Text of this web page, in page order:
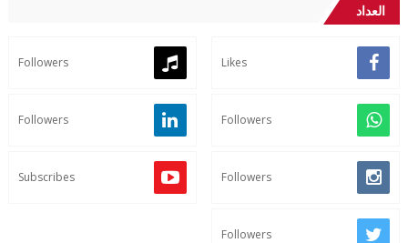
العداد
Likes
Followers
Followers
Followers
Followers
Subscribes
Followers